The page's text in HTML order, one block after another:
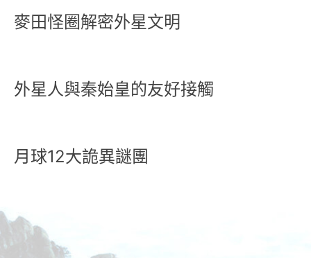
麥田怪圈解密外星文明
外星人與秦始皇的友好接觸
月球12大詭異謎團